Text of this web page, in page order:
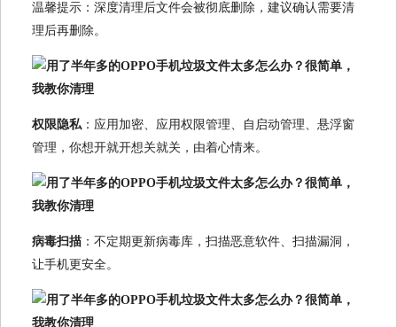
温馨提示：深度清理后文件会被彻底删除，建议确认需要清
理后再删除。
权限隐私：应用加密、应用权限管理、自启动管理、悬浮窗
管理，你想开就开想关就关，由着心情来。
病毒扫描 ：不定期更新病毒库，扫描恶意软件、扫描漏洞，
让手机更安全。